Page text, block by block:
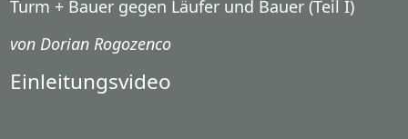
Turm + Bauer gegen Läufer und Bauer (Teil I)
von Dorian Rogozenco
Einleitungsvideo